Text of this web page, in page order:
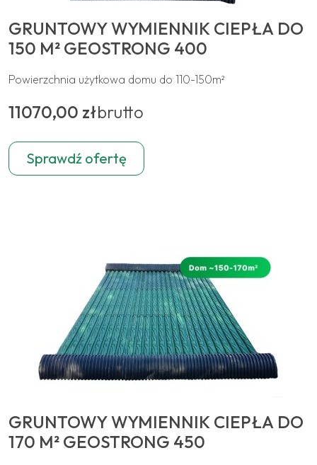
GRUNTOWY WYMIENNIK CIEPŁA DO
150 M² GEOSTRONG 400
Powierzchnia użytkowa domu do 110-150m²
11070,00 złbrutto
Sprawdź ofertę
GRUNTOWY WYMIENNIK CIEPŁA DO
170 M² GEOSTRONG 450